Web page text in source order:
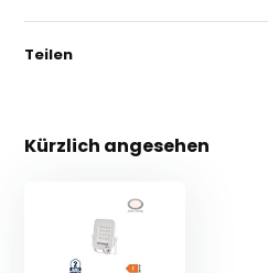
Teilen
Kürzlich angesehen